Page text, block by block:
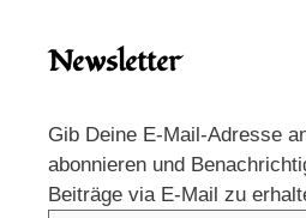
Newsletter
Gib Deine E-Mail-Adresse
abonnieren und
Beiträge via E-Mail zu